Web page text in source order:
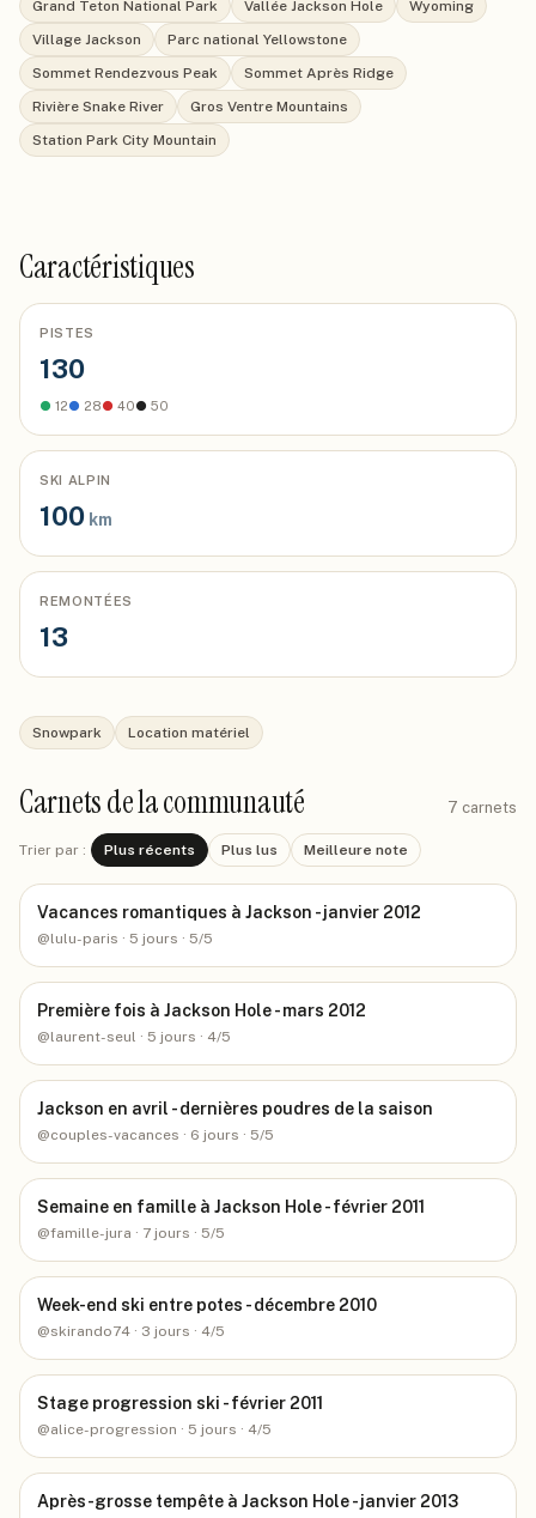
Grand Teton National Park Vallée Jackson Hole
Wyoming
Village Jackson
Parc national Yellowstone
Sommet Rendezvous Peak
Sommet Après Ridge
Rivière Snake River
Gros Ventre Mountains
Station Park City Mountain
Caractéristiques
PISTES
130
● 12● 28● 40● 50
SKI ALPIN
100 km
REMONTÉES
13
Snowpark Location matériel
Carnets de la communauté 7 carnets
Trier par : Plus récents Plus lus Meilleure note
Vacances romantiques à Jackson - janvier 2012
@lulu-paris · 5 jours · 5/5
Première fois à Jackson Hole - mars 2012
@laurent-seul · 5 jours · 4/5
Jackson en avril - dernières poudres de la saison
@couples-vacances · 6 jours · 5/5
Semaine en famille à Jackson Hole - février 2011
@famille-jura · 7 jours · 5/5
Week-end ski entre potes - décembre 2010
@skirando74 · 3 jours · 4/5
Stage progression ski - février 2011
@alice-progression · 5 jours · 4/5
Après-grosse tempête à Jackson Hole - janvier 2013